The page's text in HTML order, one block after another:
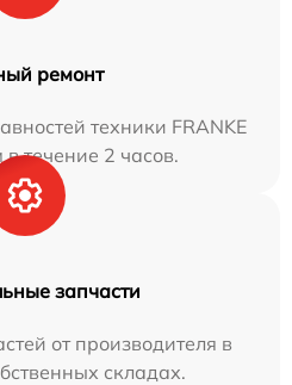
ремонт
техники FRANKE
течение 2 часов.
запчасти
от производителя в
складах.